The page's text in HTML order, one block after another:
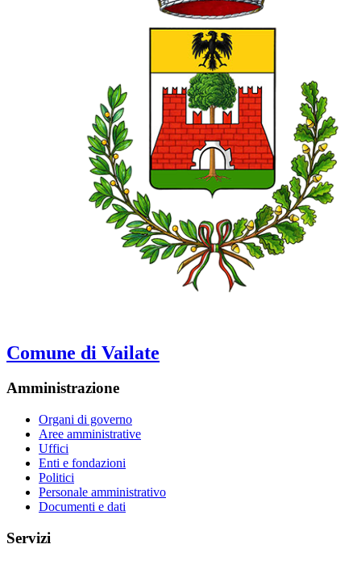
Comune di Vailate
Amministrazione
Organi di governo
Aree amministrative
Uffici
Enti e fondazioni
Politici
Personale amministrativo
Documenti e dati
Servizi